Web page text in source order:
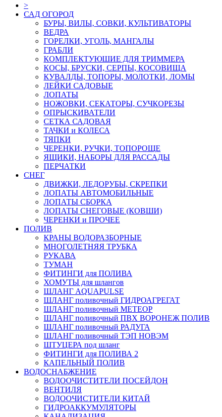
>
САД ОГОРОД
БУРЫ, ВИЛЫ, СОВКИ, КУЛЬТИВАТОРЫ
ВЕДРА
ГОРЕЛКИ, УГОЛЬ, МАНГАЛЫ
ГРАБЛИ
КОМПЛЕКТУЮШИЕ ДЛЯ ТРИММЕРА
КОСЫ, БРУСКИ, СЕРПЫ, КОСОВИЩА
КУВАЛДЫ, ТОПОРЫ, МОЛОТКИ, ЛОМЫ
ЛЕЙКИ САДОВЫЕ
ЛОПАТЫ
НОЖОВКИ, СЕКАТОРЫ, СУЧКОРЕЗЫ
ОПРЫСКИВАТЕЛИ
СЕТКА САДОВАЯ
ТАЧКИ и КОЛЕСА
ТЯПКИ
ЧЕРЕНКИ, РУЧКИ, ТОПОРОЩЕ
ЯЩИКИ, НАБОРЫ ДЛЯ РАССАДЫ
ПЕРЧАТКИ
СНЕГ
ДВИЖКИ, ЛЕДОРУБЫ, СКРЕПКИ
ЛОПАТЫ АВТОМОБИЛЬНЫЕ
ЛОПАТЫ СБОРКА
ЛОПАТЫ СНЕГОВЫЕ (КОВШИ)
ЧЕРЕНКИ и ПРОЧЕЕ
ПОЛИВ
КРАНЫ ВОДОРАЗБОРНЫЕ
МНОГОЛЕТНЯЯ ТРУБКА
РУКАВА
ТУМАН
ФИТИНГИ для ПОЛИВА
ХОМУТЫ для шлангов
ШЛАНГ AQUAPULSE
ШЛАНГ поливочный ГИДРОАГРЕГАТ
ШЛАНГ поливочный МЕТЕОР
ШЛАНГ поливочный ПВХ ВОРОНЕЖ ПОЛИВ
ШЛАНГ поливочный РАДУГА
ШЛАНГ поливочный ТЭП НОВЭМ
ШТУЦЕРА под шланг
ФИТИНГИ для ПОЛИВА 2
КАПЕЛЬНЫЙ ПОЛИВ
ВОДОСНАБЖЕНИЕ
ВОДООЧИСТИТЕЛИ ПОСЕЙДОН
ВЕНТИЛЯ
ВОДООЧИСТИТЕЛИ КИТАЙ
ГИДРОАККУМУЛЯТОРЫ